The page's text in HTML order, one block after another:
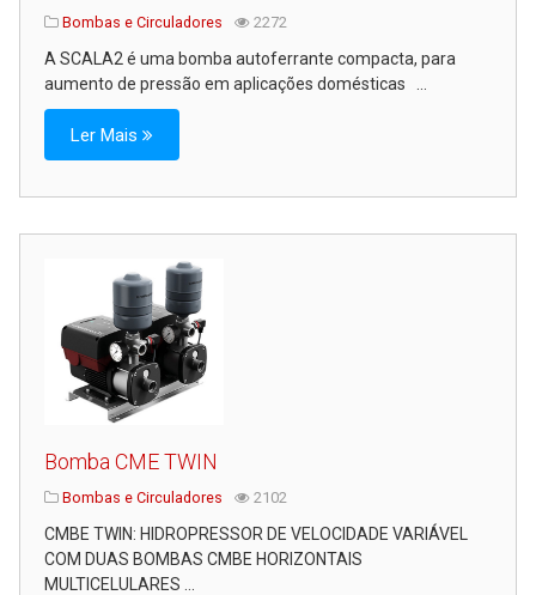
Bombas e Circuladores 2272
A SCALA2 é uma bomba autoferrante compacta, para
aumento de pressão em aplicações domésticas ...
Ler Mais
Bomba CME TWIN
Bombas e Circuladores 2102
CMBE TWIN: HIDROPRESSOR DE VELOCIDADE VARIÁVEL
COM DUAS BOMBAS CMBE HORIZONTAIS
MULTICELULARES ...